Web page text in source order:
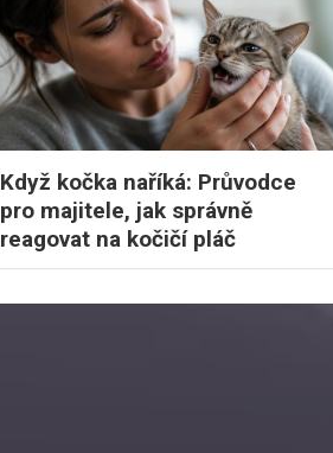
Když kočka naříká: Průvodce
pro majitele, jak správně
reagovat na kočičí pláč